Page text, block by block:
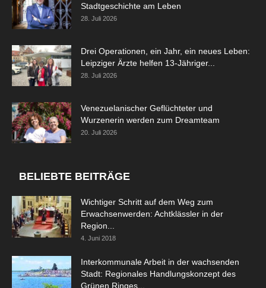
Stadtgeschichte am Leben
28. Juli 2026
Drei Operationen, ein Jahr, ein neues Leben:
Leipziger Ärzte helfen 13-Jähriger...
28. Juli 2026
Venezuelanischer Geflüchteter und
Wurzenerin werden zum Dreamteam
20. Juli 2026
BELIEBTE BEITRÄGE
Wichtiger Schritt auf dem Weg zum
Erwachsenwerden: Achtklässler in der
Region...
4. Juni 2018
Interkommunale Arbeit in der wachsenden
Stadt: Regionales Handlungskonzept des
Grünen Ringes...